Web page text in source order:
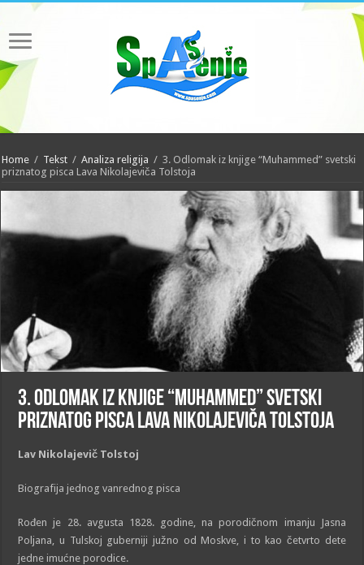
Home / Tekst / Analiza religija / 3. Odlomak iz knjige “Muhammed” svetski
priznatog pisca Lava Nikolajeviča Tolstoja
3. Odlomak iz knjige “Muhammed” svetski
priznatog pisca Lava Nikolajeviča Tolstoja
Lav Nikolajevič Tolstoj
Biografija jednog vanrednog pisca
Rođen je 28. avgusta 1828. godine, na porodičnom imanju Jasna
Poljana, u Tulskoj guberniji južno od Moskve, i to kao četvrto dete
jedne imućne porodice.